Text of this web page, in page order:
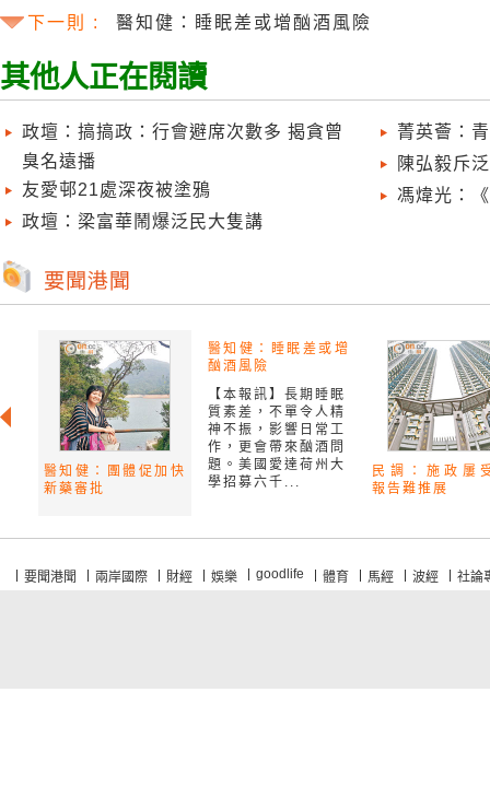
下一則 :
醫知健：睡眠差或增酗酒風險
其他人正在閱讀
政壇：搞搞政：行會避席次數多 揭貪曾
臭名遠播
友愛邨21處深夜被塗鴉
政壇：梁富華鬧爆泛民大隻講
菁英薈：
陳弘毅斥
馮煒光：
醫知健：團體促加快
新藥審批
醫知健：睡眠差或增
酗酒風險
【本報訊】長期睡眠
質素差，不單令人精
神不振，影響日常工
作，更會帶來酗酒問
題。美國愛達荷州大
學招募六千...
民調：施政屢
報告難推展
要聞港聞 兩岸國際 財經 娛樂 goodlife 體育 馬經 波經 社論